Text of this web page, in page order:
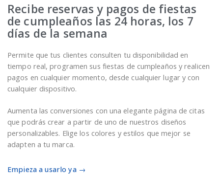
Recibe reservas y pagos de fiestas
de cumpleaños las 24 horas, los 7
días de la semana
Permite que tus clientes consulten tu disponibilidad en
tiempo real, programen sus fiestas de cumpleaños y realicen
pagos en cualquier momento, desde cualquier lugar y con
cualquier dispositivo.
Aumenta las conversiones con una elegante página de citas
que podrás crear a partir de uno de nuestros diseños
personalizables. Elige los colores y estilos que mejor se
adapten a tu marca.
Empieza a usarlo ya →